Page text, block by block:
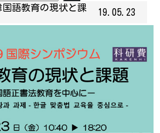
語教育の現状と課
19.05.23